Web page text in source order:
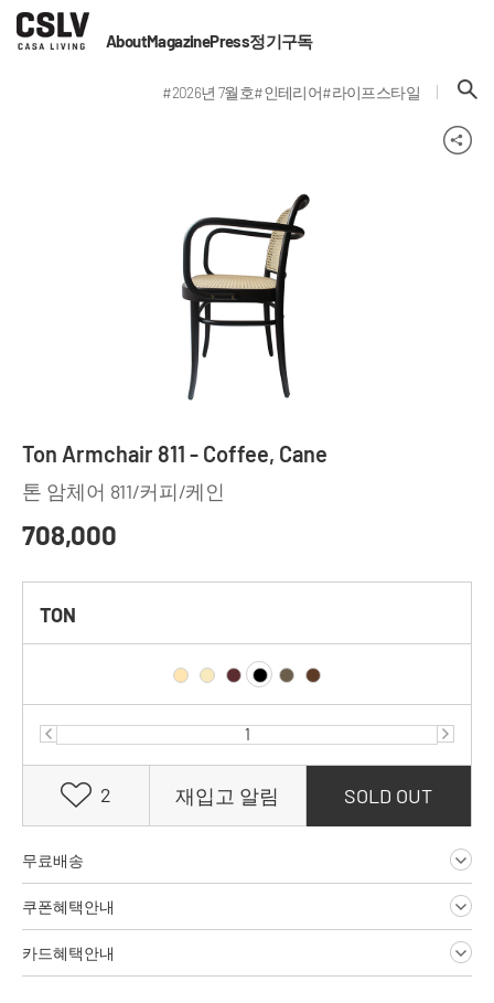
AboutMagazinePress정기구독
#2026년 7월호#인테리어#라이프스타일
Ton Armchair 811 - Coffee, Cane
톤 암체어 811/커피/케인
708,000
TON
2 재입고 알림 SOLD OUT
무료배송
쿠폰혜택안내
카드혜택안내